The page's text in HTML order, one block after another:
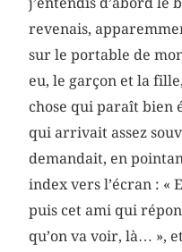
revenais,
sur le portable de
eu, le garçon et la
chose qui paraît bien
qui arrivait assez
demandait, en
index vers l’écran : «
puis cet ami qui
qu’on va voir, là… »,